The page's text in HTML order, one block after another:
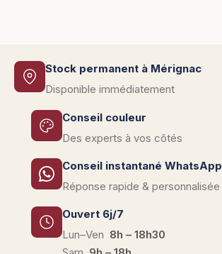
Stock permanent à Mérignac
Disponible immédiatement
Conseil couleur
Des experts à vos côtés
Conseil instantané WhatsApp
Réponse rapide & personnalisée
Ouvert 6j/7
Lun–Ven 8h – 18h30